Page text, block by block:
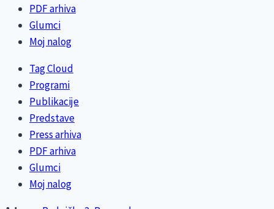
PDF arhiva
Glumci
Moj nalog
Tag Cloud
Programi
Publikacije
Predstave
Press arhiva
PDF arhiva
Glumci
Moj nalog